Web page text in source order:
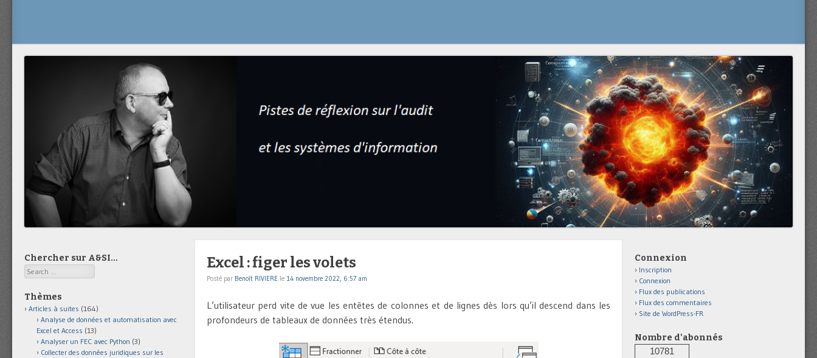
Excel : figer les volets
Posté par Benoît RIVIERE le 14 novembre 2022, 6:57 am
L’utilisateur perd vite de vue les entêtes de colonnes et de lignes dès lors qu’il descend dans les
profondeurs de tableaux de données très étendus.
Chercher sur A&SI…
Search
Thèmes
Articles à suites (164)
Analyse de données et automatisation avec
Excel et Access (13)
Analyser un FEC avec Python (3)
Collecter des données juridiques sur les
Connexion
Inscription
Connexion
Flux des publications
Flux des commentaires
Site de WordPress-FR
Nombre d'abonnés
10781